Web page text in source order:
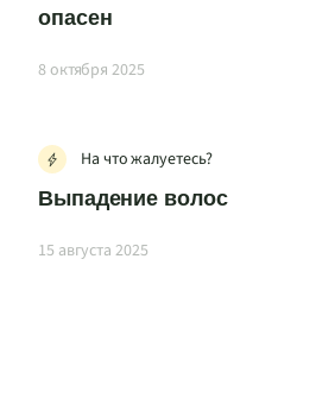
опасен
8 октября 2025
На что жалуетесь?
Выпадение волос
15 августа 2025